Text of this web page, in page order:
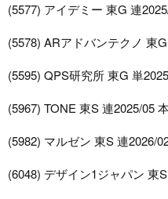
(5577) アイデミー 東G 連
(5578) ARアドバンテクノ 東
(5595) QPS研究所 東G 単
(5967) TONE 東S 連2025/05
(5982) マルゼン 東S 連2026/
(6048) デザイン1ジャパン 東